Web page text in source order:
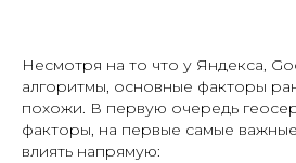
Несмотря на то что у Яндекса,
алгоритмы, основные факторы
похожи. В первую очередь
факторы, на первые самые
влиять напрямую: